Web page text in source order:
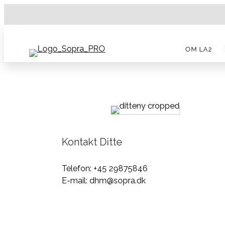
OM LA2
Kontakt Ditte
Telefon: +45 29875846
E-mail: dhm@sopra.dk